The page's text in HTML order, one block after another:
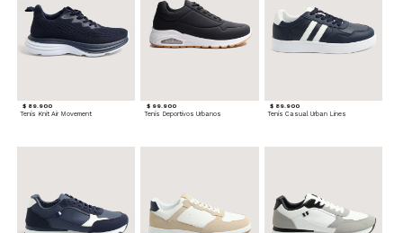
$ 89.900
Tenis Knit Air Movement
$ 99.900
Tenis Deportivos Urbanos
$ 89.900
Tenis Casual Urban Lines